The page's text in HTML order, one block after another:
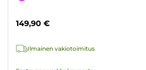
149,90 €
Ilmainen vakiotoimitus